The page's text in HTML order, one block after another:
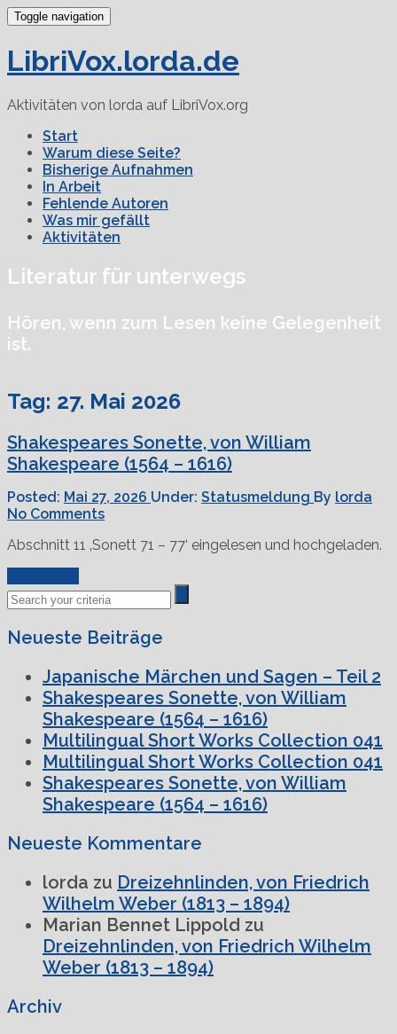
Toggle navigation
LibriVox.lorda.de
Aktivitäten von lorda auf LibriVox.org
Start
Warum diese Seite?
Bisherige Aufnahmen
In Arbeit
Fehlende Autoren
Was mir gefällt
Aktivitäten
Literatur für unterwegs
Hören, wenn zum Lesen keine Gelegenheit
ist.
Tag: 27. Mai 2026
Shakespeares Sonette, von William
Shakespeare (1564 – 1616)
Posted: Mai 27, 2026 Under: Statusmeldung By lorda
No Comments
Abschnitt 11 ‚Sonett 71 – 77‘ eingelesen und hochgeladen.
Neueste Beiträge
Japanische Märchen und Sagen – Teil 2
Shakespeares Sonette, von William
Shakespeare (1564 – 1616)
Multilingual Short Works Collection 041
Multilingual Short Works Collection 041
Shakespeares Sonette, von William
Shakespeare (1564 – 1616)
Neueste Kommentare
lorda zu Dreizehnlinden, von Friedrich
Wilhelm Weber (1813 – 1894)
Marian Bennet Lippold zu
Dreizehnlinden, von Friedrich Wilhelm
Weber (1813 – 1894)
Archiv